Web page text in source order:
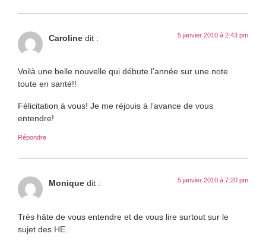
Caroline dit : 5 janvier 2010 à 2:43 pm
Voilà une belle nouvelle qui débute l’année sur une note
toute en santé!!
Félicitation à vous! Je me réjouis à l’avance de vous
entendre!
Répondre
Monique dit : 5 janvier 2010 à 7:20 pm
Très hâte de vous entendre et de vous lire surtout sur le
sujet des HE.